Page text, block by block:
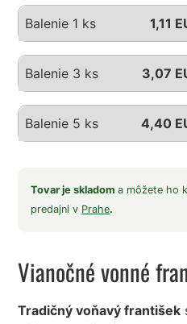
Balenie 1 ks 1,11
Balenie 3 ks 3,07
Balenie 5 ks 4,40
Tovar je skladoma môžete ho
predajni v Prahe.
Vianočné vonné
Tradičný voňavý františek